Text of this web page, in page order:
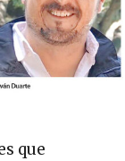
que